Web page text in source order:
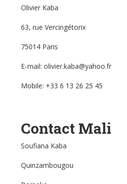
Olivier Kaba
63, rue Vercingétorix
75014 Paris
E-mail: olivier.kaba@yahoo.fr
Mobile: +33 6 13 26 25 45
Contact Mali
Soufiana Kaba
Quinzambougou